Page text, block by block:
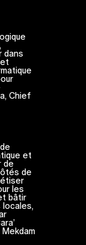
dans
Chief
et
de
de
les
bâtir